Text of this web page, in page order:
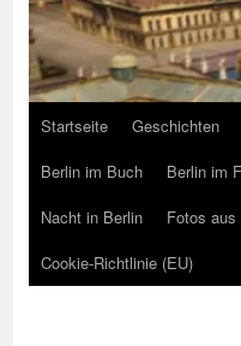
Startseite Geschichten
Berlin im Buch
Berlin im
Nacht in Berlin
Fotos aus
Cookie-Richtlinie (EU)